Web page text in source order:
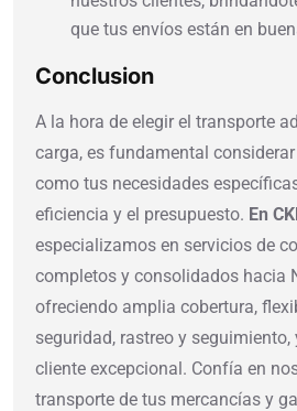
que tus envíos están en
Conclusion
A la hora de elegir el transporte
carga, es fundamental
como tus necesidades
eficiencia y el presupuesto. En
especializamos en servicios de
completos y consolidados hacia
ofreciendo amplia cobertura,
seguridad, rastreo y seguimiento,
cliente excepcional. Confía en
transporte de tus mercancías y